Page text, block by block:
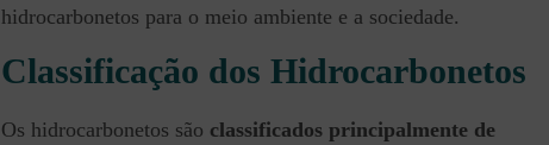
hidrocarbonetos para o meio ambiente e a sociedade.
Classificação dos Hidrocarbonetos
Os hidrocarbonetos são classificados principalmente de